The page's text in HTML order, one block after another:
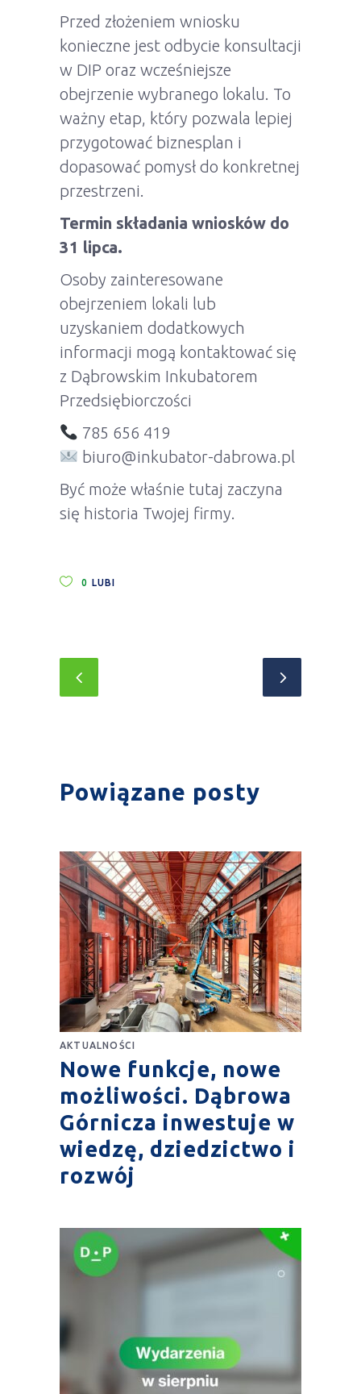
Przed złożeniem wniosku
konieczne jest odbycie konsultacji
w DIP oraz wcześniejsze
obejrzenie wybranego lokalu. To
ważny etap, który pozwala lepiej
przygotować biznesplan i
dopasować pomysł do konkretnej
przestrzeni.
Termin składania wniosków do
31 lipca.
Osoby zainteresowane
obejrzeniem lokali lub
uzyskaniem dodatkowych
informacji mogą kontaktować się
z Dąbrowskim Inkubatorem
Przedsiębiorczości
785 656 419
biuro@inkubator-dabrowa.pl
Być może właśnie tutaj zaczyna
się historia Twojej firmy.
0 LUBI
Powiązane posty
AKTUALNOŚCI
Nowe funkcje, nowe
możliwości. Dąbrowa
Górnicza inwestuje w
wiedzę, dziedzictwo i
rozwój